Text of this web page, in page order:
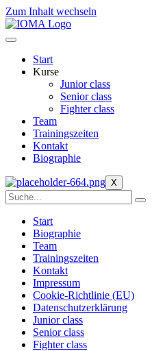
Zum Inhalt wechseln
Start
Kurse
Junior class
Senior class
Fighter class
Team
Trainingszeiten
Kontakt
Biographie
X
Start
Biographie
Team
Trainingszeiten
Kontakt
Impressum
Cookie-Richtlinie (EU)
Datenschutzerklärung
Junior class
Senior class
Fighter class